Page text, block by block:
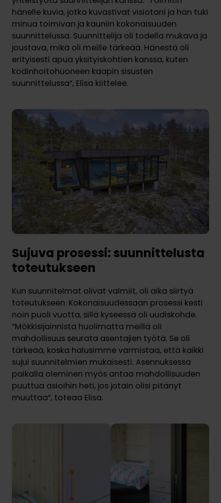
hänelle kuvia, jotka kuvastivat visiotani ja hän tuki
minua toimivan ja kauniin kokonaisuuden
suunnittelussa. Suunnittelija oli todella mukava ja
joustava, mikä oli meille tärkeää. Hänestä oli
erityisesti apua yksityiskohtien kanssa, kuten
kodinhoitohuoneen kaapin sisusten
suunnittelussa”, Elisa kiittelee.
Sujuva prosessi: suunnittelusta
toteutukseen
Kun suunnitelmat olivat valmiit, oli aika siirtyä
toteutukseen. Kokonaisuudessaan prosessi kesti
noin puoli vuotta, sillä kyseessä oli uudiskohde.
“Mökkisijainnista huolimatta meillä oli
mahdollisuus seurata asentajien työtä. Se oli
tärkeää, koska halusimme varmistaa, että kaikki
sujui suunnitelmien mukaisesti. Asennuksessa
paikalla oleminen myös antaa mahdollisuuden
puuttua asioihin heti, jos jotain olisi pitänyt
muuttaa”, toteaa Elisa.